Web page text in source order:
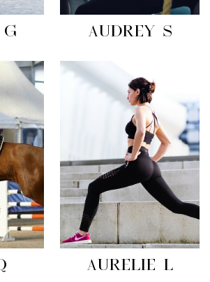
G AUDREY S
AURELIE L